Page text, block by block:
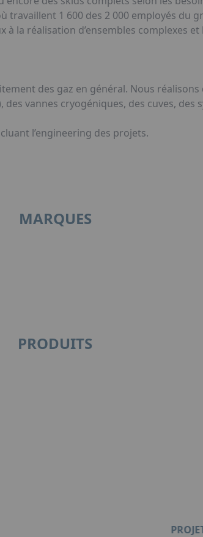
1 600 des 2 000 employés du
la réalisation d’ensembles complexes et
des gaz en général. Nous
vannes cryogéniques, des cuves, des
l’engineering des projets.
MARQUES
PRODUITS